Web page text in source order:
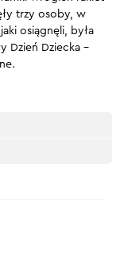
trzy osoby, w
osiągnęli, była
Dzień Dziecka –